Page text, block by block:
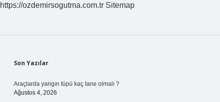
https://ozdemirsogutma.com.tr Sitemap
Sidebar
Son Yazılar
Araçlarda yangın tüpü kaç tane olmalı ?
Ağustos 4, 2026